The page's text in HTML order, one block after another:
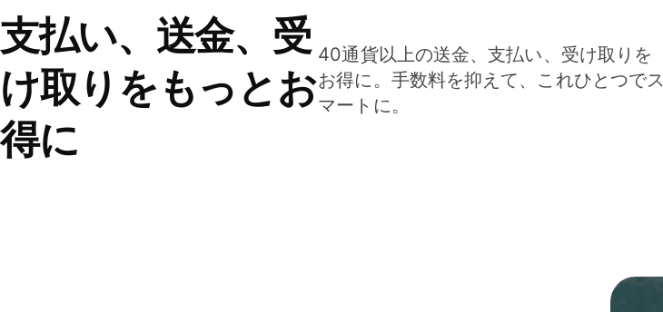
支払い、送金、受
け取りをもっとお
得に
40通貨以上の送金、支払い、受け取りを
お得に。手数料を抑えて、これひとつでス
マートに。